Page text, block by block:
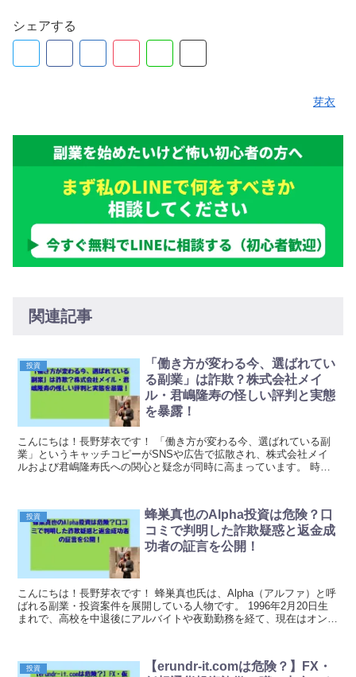
シェアする
芽衣
関連記事
投資
「働き方が変わる今、選ばれてい
る副業」は詐欺？株式会社メイ
ル・君嶋隆寿の怪しい評判と実態
を暴露！
こんにちは！長野芽衣です！ 「働き方が変わる今、選ばれている副
業」というキャッチコピーがSNSや広告で拡散され、株式会社メイ
ルおよび君嶋隆寿氏への関心と疑念が同時に高まっています。 時代
投資
蜂巣真也のAlpha投資は危険？口
コミで判明した詐欺疑惑と返金成
功者の証言を公開！
こんにちは！長野芽衣です！ 蜂巣真也氏は、Alpha（アルファ）と呼
ばれる副業・投資案件を展開している人物です。 1996年2月20日生
まれで、高校を中退後にアルバイトや夜勤勤務を経て、現在はオンラ
投資
【erundr-it.comは危険？】FX・